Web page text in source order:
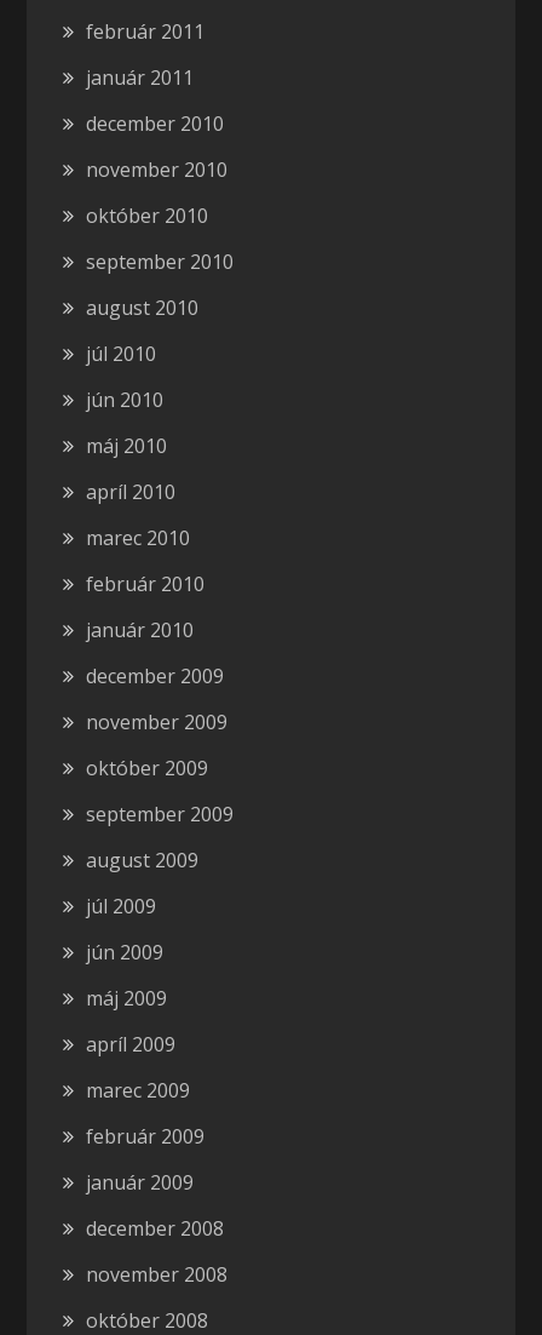
február 2011
január 2011
december 2010
november 2010
október 2010
september 2010
august 2010
júl 2010
jún 2010
máj 2010
apríl 2010
marec 2010
február 2010
január 2010
december 2009
november 2009
október 2009
september 2009
august 2009
júl 2009
jún 2009
máj 2009
apríl 2009
marec 2009
február 2009
január 2009
december 2008
november 2008
október 2008